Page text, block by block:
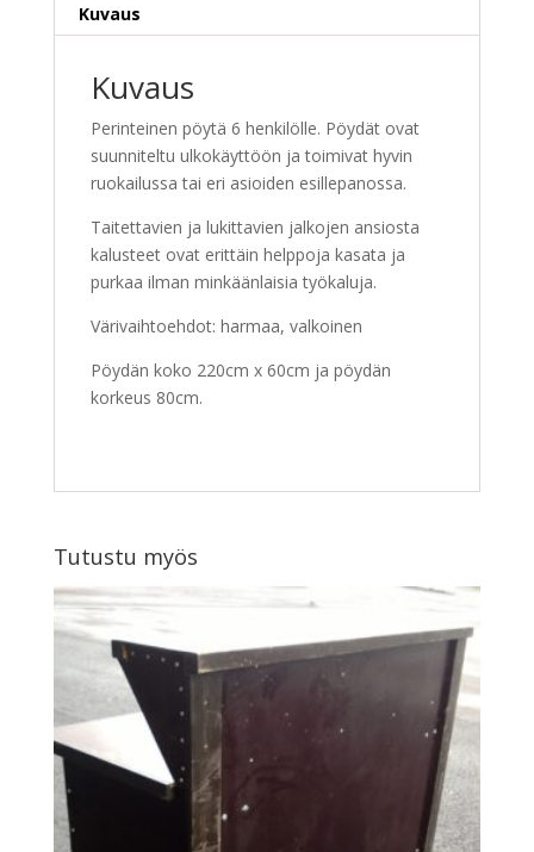
Kuvaus
Kuvaus
Perinteinen pöytä 6 henkilölle. Pöydät ovat
suunniteltu ulkokäyttöön ja toimivat hyvin
ruokailussa tai eri asioiden esillepanossa.
Taitettavien ja lukittavien jalkojen ansiosta
kalusteet ovat erittäin helppoja kasata ja
purkaa ilman minkäänlaisia työkaluja.
Värivaihtoehdot: harmaa, valkoinen
Pöydän koko 220cm x 60cm ja pöydän
korkeus 80cm.
Tutustu myös